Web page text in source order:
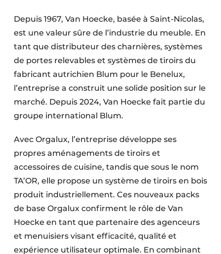
Depuis 1967, Van Hoecke, basée à Saint-Nicolas,
est une valeur sûre de l’industrie du meuble. En
tant que distributeur des charnières, systèmes
de portes relevables et systèmes de tiroirs du
fabricant autrichien Blum pour le Benelux,
l’entreprise a construit une solide position sur le
marché. Depuis 2024, Van Hoecke fait partie du
groupe international Blum.
Avec Orgalux, l’entreprise développe ses
propres aménagements de tiroirs et
accessoires de cuisine, tandis que sous le nom
TA’OR, elle propose un système de tiroirs en bois
produit industriellement. Ces nouveaux packs
de base Orgalux confirment le rôle de Van
Hoecke en tant que partenaire des agenceurs
et menuisiers visant efficacité, qualité et
expérience utilisateur optimale. En combinant